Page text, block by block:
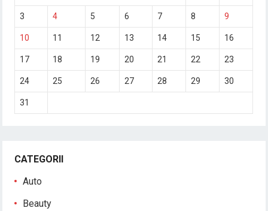
3 4 5 6 7 8 9
10 11 12 13 14 15 16
17 18 19 20 21 22 23
24 25 26 27 28 29 30
31
CATEGORII
Auto
Beauty